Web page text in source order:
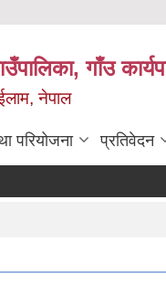
गाँउ
नेपाल
परियोजना प्रतिवेदन